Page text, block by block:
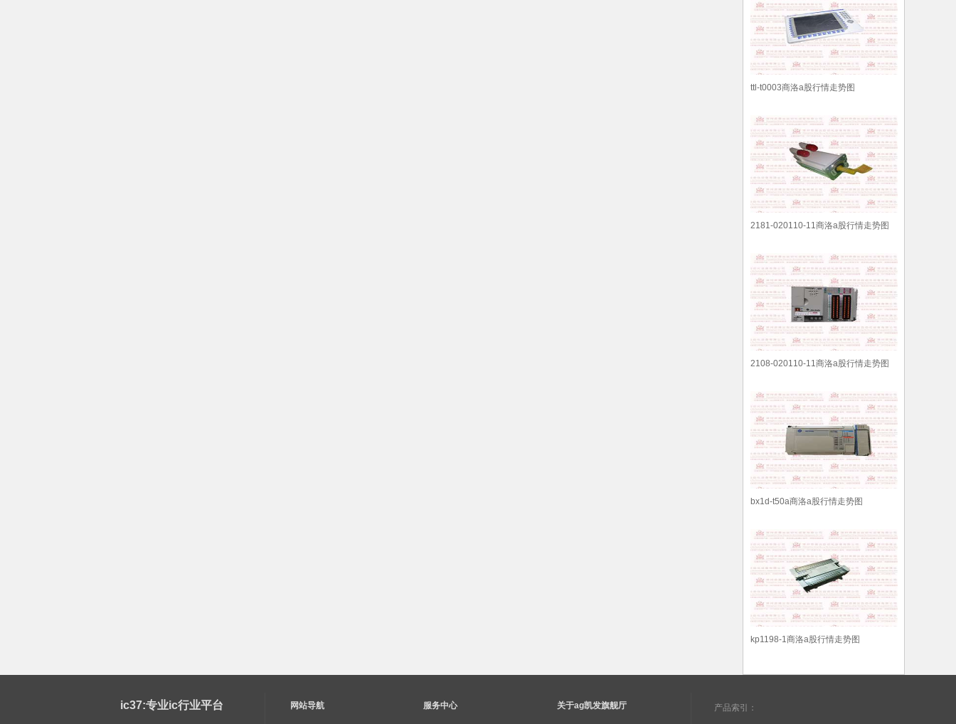
ttl-t0003商洛a股行情走势图
2181-020110-11商洛a股行情走势图
2108-020110-11商洛a股行情走势图
bx1d-t50a商洛a股行情走势图
kp1198-1商洛a股行情走势图
ic37:专业ic行业平台 网站导航 服务中心 关于ag凯发旗舰厅 产品索引：